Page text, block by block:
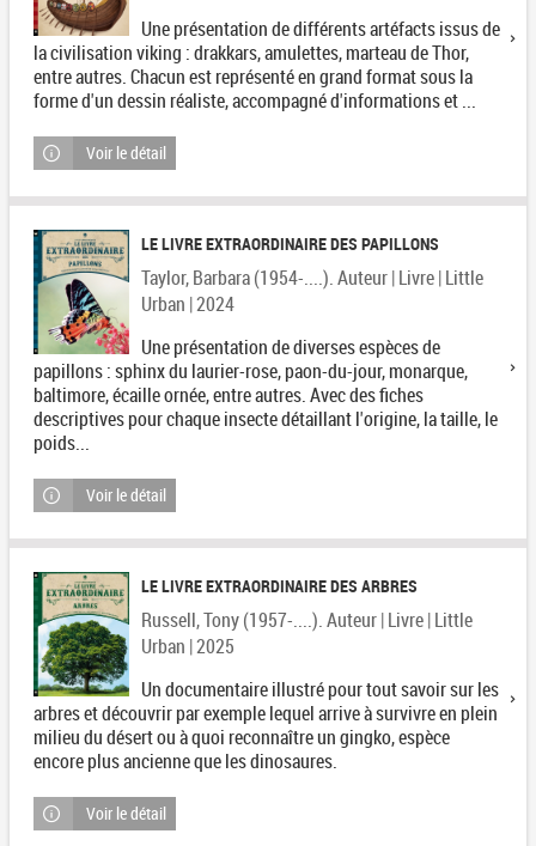
Une présentation de différents artéfacts issus de
la civilisation viking : drakkars, amulettes, marteau de Thor,
entre autres. Chacun est représenté en grand format sous la
forme d'un dessin réaliste, accompagné d'informations et ...
Voir le détail
LE LIVRE EXTRAORDINAIRE DES PAPILLONS
Taylor, Barbara (1954-....). Auteur | Livre | Little
Urban | 2024
Une présentation de diverses espèces de
papillons : sphinx du laurier-rose, paon-du-jour, monarque,
baltimore, écaille ornée, entre autres. Avec des fiches
descriptives pour chaque insecte détaillant l'origine, la taille, le
poids...
Voir le détail
LE LIVRE EXTRAORDINAIRE DES ARBRES
Russell, Tony (1957-....). Auteur | Livre | Little
Urban | 2025
Un documentaire illustré pour tout savoir sur les
arbres et découvrir par exemple lequel arrive à survivre en plein
milieu du désert ou à quoi reconnaître un gingko, espèce
encore plus ancienne que les dinosaures.
Voir le détail